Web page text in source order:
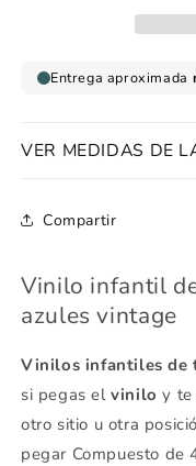
azules
vintage
VER MEDIDAS DE
Compartir
Vinilo infantil
azules vintage
Vinilos infantiles de
si pegas elvinilo y te
otro sitio u otra
pegar Compuesto de